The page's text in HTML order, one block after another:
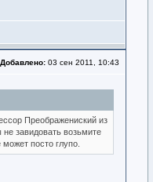
Добавлено: 03 сен 2011, 10:43
Преображениский из
завидовать возьмите
посто глупо.